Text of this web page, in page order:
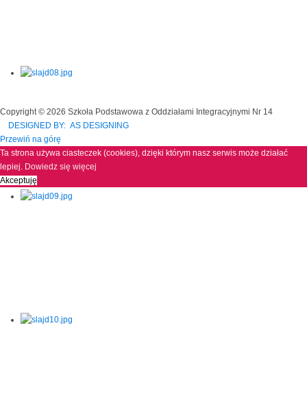
Copyright © 2026 Szkoła Podstawowa z Oddziałami Integracyjnymi Nr 14
DESIGNED BY: AS DESIGNING
Przewiń na górę
Ta strona używa ciasteczek (cookies), dzięki którym nasz serwis może działać
lepiej. Dowiedz się więcej
Akceptuję